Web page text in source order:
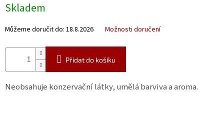
Skladem
Můžeme doručit do: 18.8.2026 Možnosti doručení
Přidat do košíku
Neobsahuje konzervační látky, umělá barviva a aroma.